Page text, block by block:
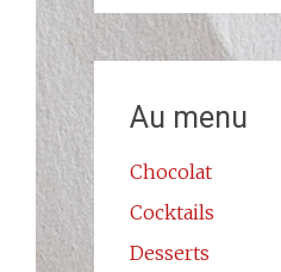
Au menu
Chocolat
Cocktails
Desserts